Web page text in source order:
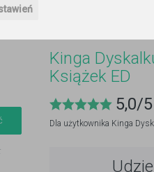
Kinga
Książek ED
5,0/5
Dla użytkownika Kinga